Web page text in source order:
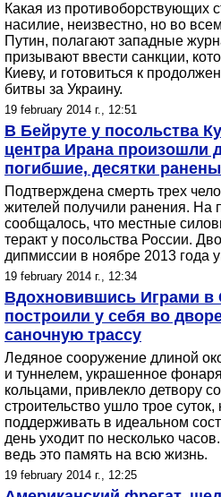
Какая из противоборствующих
насилие, неизвестно, но во
Путин, полагают западные
призывают ввести санкции,
Киеву, и готовиться к
битвы за Украину.
19 february 2014 г., 12:51
В Бейруте у посольства
центра Ирана произошли
погибшие, десятки
Подтверждена смерть трех
жителей получили ранения. На
сообщалось, что местные
теракт у посольства России.
дипмиссии в ноябре 2013 года
19 february 2014 г., 12:34
Вдохновившись Играми в
построили у себя во
саночную трассу
Ледяное сооружение длиной
и туннелем, украшенное
кольцами, привлекло детвору
строительство ушло трое
поддерживать в идеальном
день уходит по несколько
ведь это память на всю жизнь.
19 february 2014 г., 12:25